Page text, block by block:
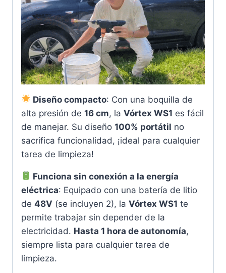
Diseño compacto: Con una boquilla de
alta presión de 16 cm, la Vórtex WS1 es fácil
de manejar. Su diseño 100% portátil no
sacrifica funcionalidad, ¡ideal para cualquier
tarea de limpieza!
Funciona sin conexión a la energía
eléctrica: Equipado con una batería de litio
de 48V (se incluyen 2), la Vórtex WS1 te
permite trabajar sin depender de la
electricidad. Hasta 1 hora de autonomía,
siempre lista para cualquier tarea de
limpieza.